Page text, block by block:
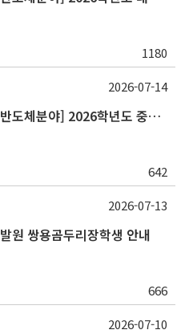
1180
[혁신융합대학사업 차세대반도체분야] 2026학년도 중앙대학교 2학기 교류 수학 안내
642
2026-07-14
원 쌍용곰두리장학생 안내
666
2026-07-13
2026-07-10